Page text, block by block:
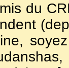
CRB-